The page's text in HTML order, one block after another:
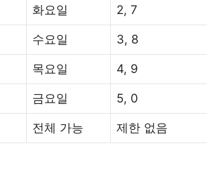
화요일 2, 7
수요일 3, 8
목요일 4, 9
금요일 5, 0
전체 가능 제한 없음